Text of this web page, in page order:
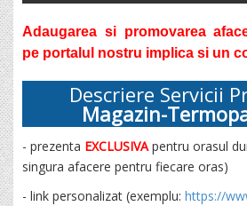
Adaugarea si promovarea
pe portalul nostru implica si un
Descriere Servicii
Magazin-
- prezenta EXCLUSIVApentru orasul
singura afacere pentru fiecare oras)
- link personalizat (exemplu: https://